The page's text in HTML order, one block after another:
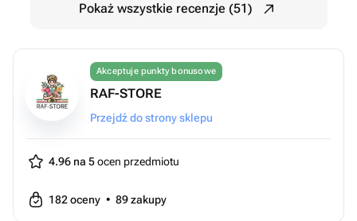
Pokaż wszystkie recenzje (51)
Akceptuje punkty bonusowe
RAF-STORE
Przejdź do strony sklepu
4.96 na 5ocen przedmiotu
182oceny • 89zakupy